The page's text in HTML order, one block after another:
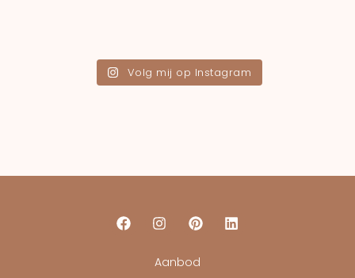
Volg mij op Instagram
Aanbod